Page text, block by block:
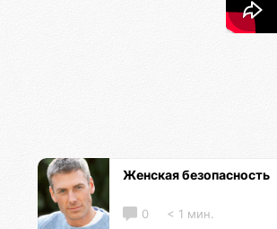
Женская безопасность
0 < 1 мин.